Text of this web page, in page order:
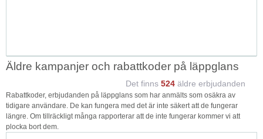
Äldre kampanjer och rabattkoder på läppglans
Det finns 524 äldre erbjudanden
Rabattkoder, erbjudanden på läppglans som har anmälts som osäkra av
tidigare användare. De kan fungera med det är inte säkert att de fungerar
längre. Om tillräckligt många rapporterar att de inte fungerar kommer vi att
plocka bort dem.